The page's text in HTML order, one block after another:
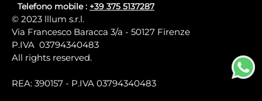
Telefono mobile : +39 375 5137287
© 2023 lllum s.r.l.
Via Francesco Baracca 3/a - 50127 Firenze
P.IVA 03794340483
All rights reserved.
REA: 390157 - P.IVA 03794340483